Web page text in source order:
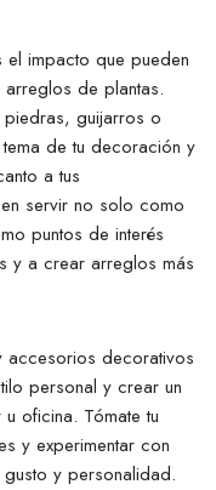
el impacto que pueden
de plantas.
guijarros o
de tu decoración y
a tus
servir no solo como
puntos de interés
y a crear arreglos más
accesorios decorativos
personal y crear un
oficina. Tómate tu
y experimentar con
y personalidad.